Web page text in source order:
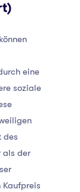
eine
soziale
des
als der